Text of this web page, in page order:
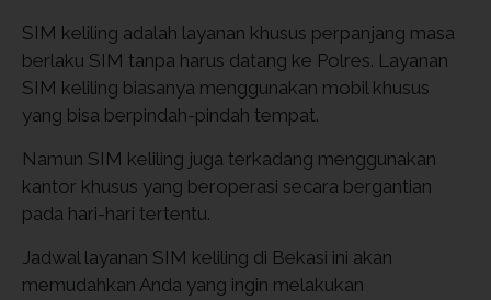
SIM keliling adalah layanan khusus perpanjang masa
berlaku SIM tanpa harus datang ke Polres. Layanan
SIM keliling biasanya menggunakan mobil khusus
yang bisa berpindah-pindah tempat.
Namun SIM keliling juga terkadang menggunakan
kantor khusus yang beroperasi secara bergantian
pada hari-hari tertentu.
Jadwal layanan SIM keliling di Bekasi ini akan
memudahkan Anda yang ingin melakukan